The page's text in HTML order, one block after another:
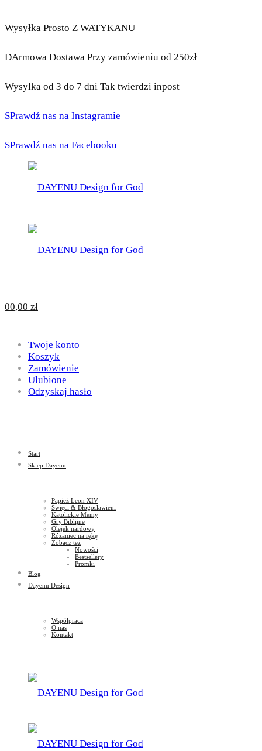
Wysyłka Prosto Z WATYKANU
DArmowa Dostawa Przy zamówieniu od 250zł
Wysyłka od 3 do 7 dni Tak twierdzi inpost
SPrawdź nas na Instagramie
SPrawdź nas na Facebooku
for
God
DAYENU
Design
God
00,00 zł
Twoje konto
Koszyk
Zamówienie
Ulubione
Odzyskaj hasło
Start
Sklep Dayenu
Papież Leon XIV
Święci & Błogosławieni
Katolickie Memy
Gry Biblijne
Olejek nardowy
Różaniec na rękę
Zobacz też
Nowości
Bestsellery
Promki
Blog
Dayenu Design
Współpraca
O nas
Kontakt